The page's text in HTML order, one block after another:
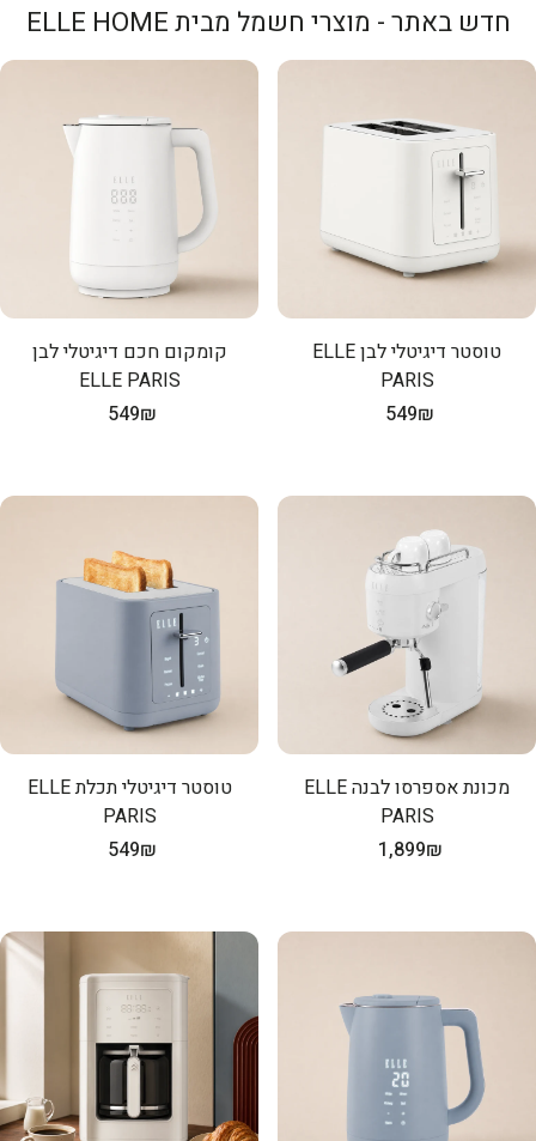
חדש באתר - מוצרי חשמל מבית ELLE HOME
טוסטר דיגיטלי לבן ELLE
PARIS
מחיר
549₪
קומקום חכם דיגיטלי לבן
ELLE PARIS
מחיר
549₪
מכונת אספרסו לבנה ELLE
PARIS
מחיר
1,899₪
טוסטר דיגיטלי תכלת ELLE
PARIS
מחיר
549₪